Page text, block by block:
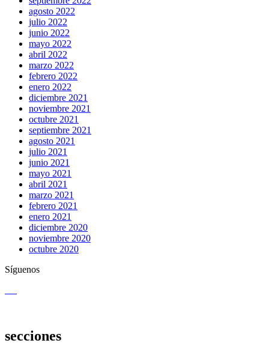
agosto 2022
julio 2022
junio 2022
mayo 2022
abril 2022
marzo 2022
febrero 2022
enero 2022
diciembre 2021
noviembre 2021
octubre 2021
septiembre 2021
agosto 2021
julio 2021
junio 2021
mayo 2021
abril 2021
marzo 2021
febrero 2021
enero 2021
diciembre 2020
noviembre 2020
octubre 2020
Síguenos
secciones